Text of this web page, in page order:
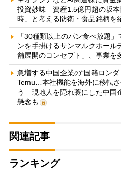
投資妙味 資産1.5億円超の坂本
時」と考える防衛・食品銘柄を
「30種類以上のパン食べ放題
ンを手掛けるサンマルクホー
舗展開のコンセプト」、事業を
急増する中国企業の“国籍ロン
Temu…本社機能を海外に移転
う 現地人を隠れ蓑にした中国
懸念も
関連記事
ランキング